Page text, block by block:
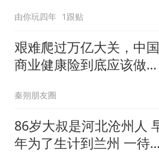
由你玩四年 1跟贴
艰难爬过万亿大关，中国
商业健康险到底应该做什
秦朔朋友圈
86岁大叔是河北沧州人 早
年为了生计到兰州 一待一